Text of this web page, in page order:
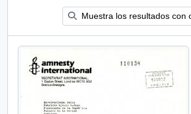
Muestra los resultados con